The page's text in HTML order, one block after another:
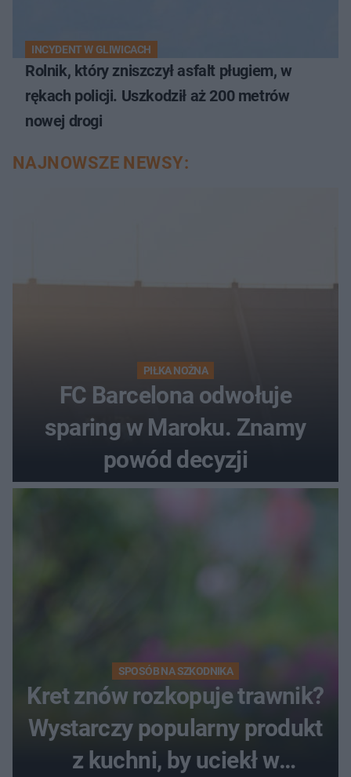
INCYDENT W GLIWICACH
Rolnik, który zniszczył asfalt pługiem, w
rękach policji. Uszkodził aż 200 metrów
nowej drogi
NAJNOWSZE NEWSY:
PIŁKA NOŻNA
FC Barcelona odwołuje
sparing w Maroku. Znamy
powód decyzji
SPOSÓB NA SZKODNIKA
Kret znów rozkopuje trawnik?
Wystarczy popularny produkt
z kuchni, by uciekł w